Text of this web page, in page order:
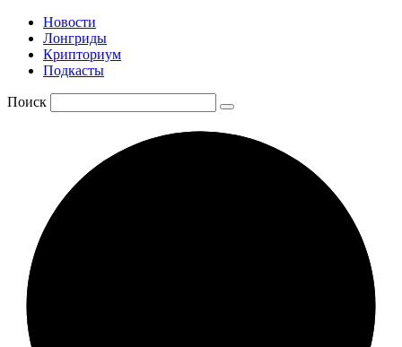
Новости
Лонгриды
Крипториум
Подкасты
Поиск